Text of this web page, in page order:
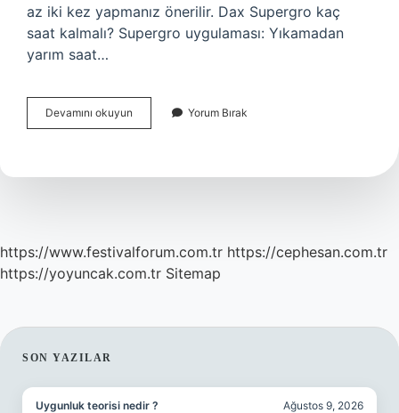
az iki kez yapmanız önerilir. Dax Supergro kaç
saat kalmalı? Supergro uygulaması: Yıkamadan
yarım saat…
Devamını okuyun
Supergro
Erkek
Yorum Bırak
https://www.festivalforum.com.tr https://cephesan.com.tr
https://yoyuncak.com.tr Sitemap
SIDEBAR
SON YAZILAR
Uygunluk teorisi nedir ? Ağustos 9, 2026